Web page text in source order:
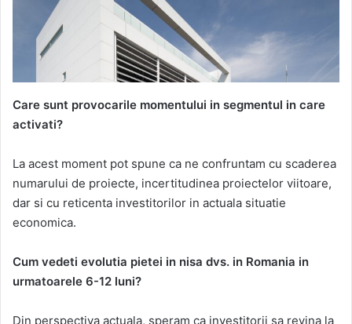
Care sunt provocarile momentului in segmentul in care
activati?
La acest moment pot spune ca ne confruntam cu scaderea
numarului de proiecte, incertitudinea proiectelor viitoare,
dar si cu reticenta investitorilor in actuala situatie
economica.
Cum vedeti evolutia pietei in nisa dvs. in Romania in
urmatoarele 6-12 luni?
Din perspectiva actuala, speram ca investitorii sa revina la